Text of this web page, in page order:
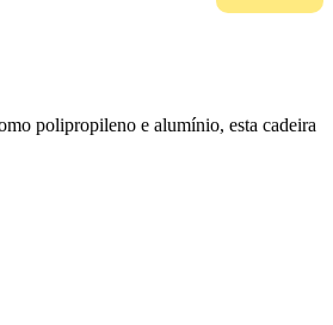
polipropileno e alumínio, esta cadeira